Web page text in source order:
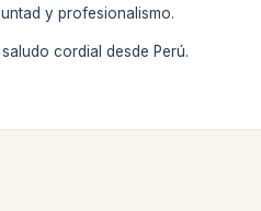
y profesionalismo.
saludo cordial desde Perú.